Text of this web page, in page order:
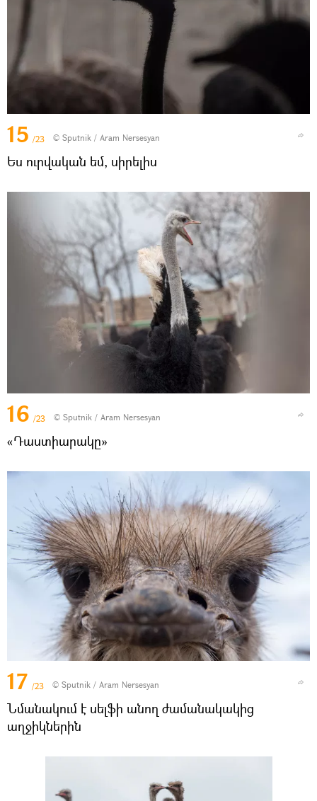
15 /23 © Sputnik / Aram Nersesyan
Ես ուրվական եմ, սիրելիս
16 /23 © Sputnik / Aram Nersesyan
«Դաստիարակը»
17 /23 © Sputnik / Aram Nersesyan
Նմանակում է սելֆի անող ժամանակակից
աղջիկներին